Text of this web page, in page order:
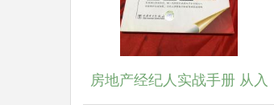
房地产经纪人实战手册 从入